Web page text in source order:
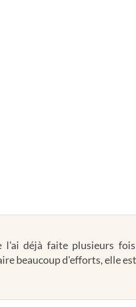
l'ai déjà faite plusieurs
beaucoup d'efforts, elle